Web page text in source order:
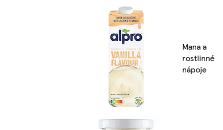
Mana a
rostlinné
nápoje